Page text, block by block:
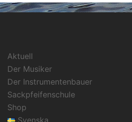
Aktuell
Der Musiker
Der Instrumentenbauer
Sackpfeifenschule
Shop
Svenska